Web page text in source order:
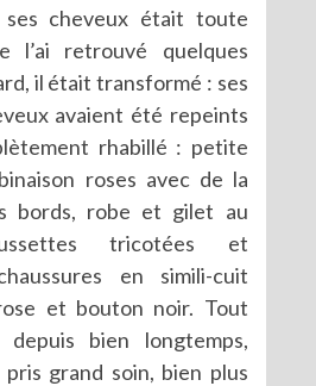
cheveux était toute
l’ai retrouvé quelques
il était transformé : ses
avaient été repeints
rhabillé : petite
roses avec de la
bords, robe et gilet au
tricotées et
en simili-cuit
et bouton noir. Tout
bien longtemps,
grand soin, bien plus